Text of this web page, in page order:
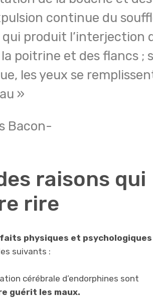
continue du
produit l’interjection
poitrine et des flancs ;
les yeux se
»
Bacon-
raisons qui
rire
physiques et psychologiques
suivants :
cérébrale d’endorphines sont
guérit les maux.